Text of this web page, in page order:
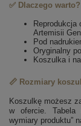
✅ Dlaczego warto?
Reprodukcja
Artemisii
Pod
Oryginalny
Koszulka i
📏 Rozmiary
Koszulkę możesz
w ofercie. Tabela
wymiary produktu”